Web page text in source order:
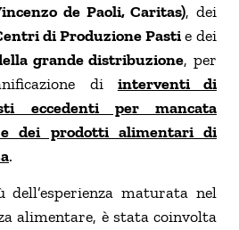
de Paoli, Caritas), dei
di Produzione Pastie dei
grande distribuzione, per
di interventi di
eccedenti per mancata
e dei prodotti alimentari di
.
maturata nel
alimentare, è stata coinvolta